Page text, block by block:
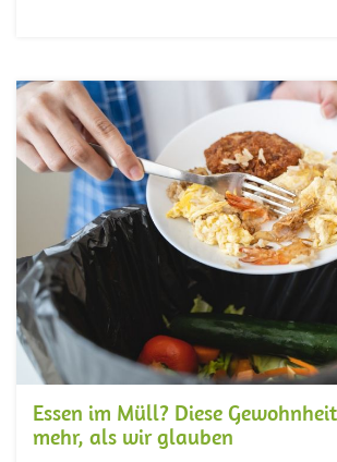
Essen im Müll? Diese
mehr, als wir glauben